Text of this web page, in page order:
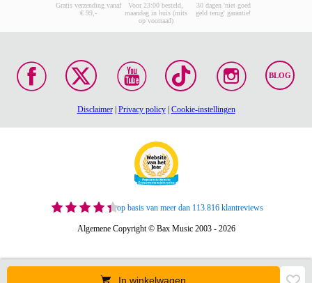
In winkelwagen
Gratis verzending vanaf
€ 99,-
Voor 23:00 besteld,
maandag in huis (mits
op voorraad)
30 dagen 'niet goed
geld terug' garantie!
BLOG
Disclaimer| Privacy policy| Cookie-instellingen
op basis van meer dan 113.816 klantreviews
Algemene Copyright © Bax Music 2003 - 2026